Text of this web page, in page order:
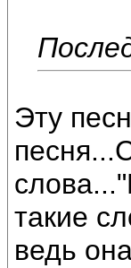
Эту
такие
ведь